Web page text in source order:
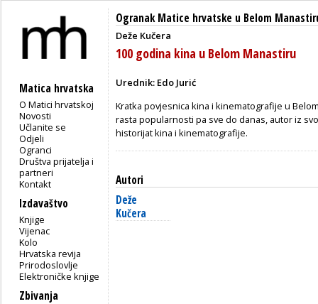
Matica hrvatska
O Matici hrvatskoj
Novosti
Učlanite se
Odjeli
Ogranci
Društva prijatelja i
partneri
Kontakt
Izdavaštvo
Knjige
Vijenac
Kolo
Hrvatska revija
Prirodoslovlje
Elektroničke knjige
Zbivanja
Ogranak Matice hrvatske u Belom
Deže Kučera
100 godina kina u Belom Manastiru
Urednik: Edo Jurić
Kratka povjesnica kina i kinematografije u
rasta popularnosti pa sve do danas, autor iz
historijat kina i kinematografije.
Autori
Deže
Kučera